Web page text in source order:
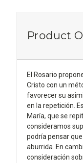
Product
El Rosario
Cristo con un
favorecer su
en la repetición.
María, que se
consideramos
podría pensar
aburrida. En
consideración